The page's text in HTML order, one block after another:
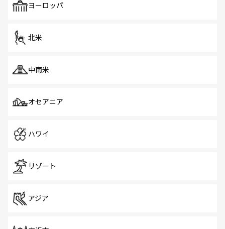
で、ホーカーズは地元の風情を楽しめる外せないスポット
ヨーロッパ
北米
中南米
オセアニア
ハワイ
リゾート
アジア